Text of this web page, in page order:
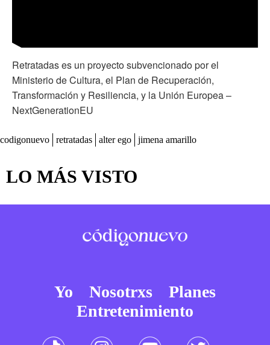
Retratadas es un proyecto subvencionado por el
Ministerio de Cultura, el Plan de Recuperación,
Transformación y Resiliencia, y la Unión Europea –
NextGenerationEU
codigonuevo retratadas alter ego jimena amarillo
LO MÁS VISTO
Yo Nosotrxs
Planes
Entretenimiento